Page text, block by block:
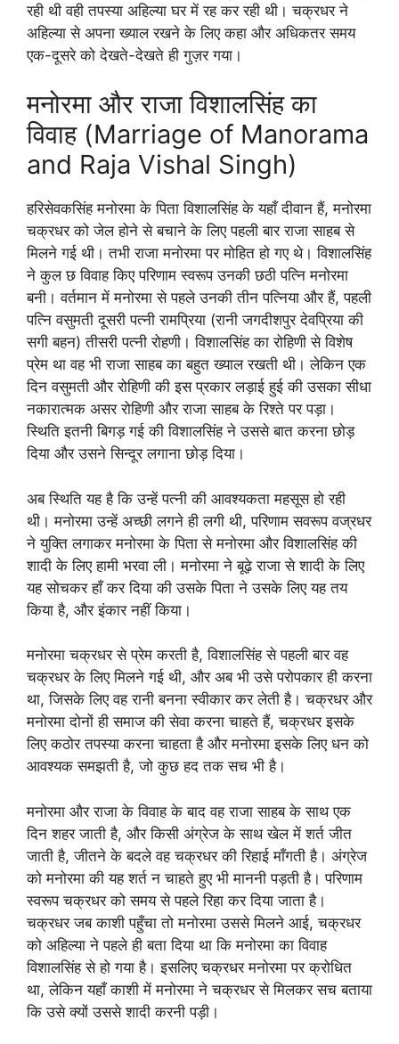
रही थी वही तपस्या अहिल्या घर में रह कर रही थी। चक्रधर ने
अहिल्या से अपना ख्याल रखने के लिए कहा और अधिकतर समय
एक-दूसरे को देखते-देखते ही गुज़र गया।
मनोरमा और राजा विशालसिंह का
विवाह (Marriage of Manorama
and Raja Vishal Singh)
हरिसेवकसिंह मनोरमा के पिता विशालसिंह के यहाँ दीवान हैं, मनोरमा
चक्रधर को जेल होने से बचाने के लिए पहली बार राजा साहब से
मिलने गई थी। तभी राजा मनोरमा पर मोहित हो गए थे। विशालसिंह
ने कुल छ विवाह किए परिणाम स्वरूप उनकी छठी पत्नि मनोरमा
बनी। वर्तमान में मनोरमा से पहले उनकी तीन पत्निया और हैं, पहली
पत्नि वसुमती दूसरी पत्नी रामप्रिया (रानी जगदीशपुर देवप्रिया की
सगी बहन) तीसरी पत्नी रोहणी। विशालसिंह का रोहिणी से विशेष
प्रेम था वह भी राजा साहब का बहुत ख्याल रखती थी। लेकिन एक
दिन वसुमती और रोहिणी की इस प्रकार लड़ाई हुई की उसका सीधा
नकारात्मक असर रोहिणी और राजा साहब के रिश्ते पर पड़ा।
स्थिति इतनी बिगड़ गई की विशालसिंह ने उससे बात करना छोड़
दिया और उसने सिन्दूर लगाना छोड़ दिया।
अब स्थिति यह है कि उन्हें पत्नी की आवश्यकता महसूस हो रही
थी। मनोरमा उन्हें अच्छी लगने ही लगी थी, परिणाम सवरूप वज्रधर
ने युक्ति लगाकर मनोरमा के पिता से मनोरमा और विशालसिंह की
शादी के लिए हामी भरवा ली। मनोरमा ने बूढ़े राजा से शादी के लिए
यह सोचकर हाँ कर दिया की उसके पिता ने उसके लिए यह तय
किया है, और इंकार नहीं किया।
मनोरमा चक्रधर से प्रेम करती है, विशालसिंह से पहली बार वह
चक्रधर के लिए मिलने गई थी, और अब भी उसे परोपकार ही करना
था, जिसके लिए वह रानी बनना स्वीकार कर लेती है। चक्रधर और
मनोरमा दोनों ही समाज की सेवा करना चाहते हैं, चक्रधर इसके
लिए कठोर तपस्या करना चाहता है और मनोरमा इसके लिए धन को
आवश्यक समझती है, जो कुछ हद तक सच भी है।
मनोरमा और राजा के विवाह के बाद वह राजा साहब के साथ एक
दिन शहर जाती है, और किसी अंग्रेज के साथ खेल में शर्त जीत
जाती है, जीतने के बदले वह चक्रधर की रिहाई माँगती है। अंग्रेज
को मनोरमा की यह शर्त न चाहते हुए भी माननी पड़ती है। परिणाम
स्वरूप चक्रधर को समय से पहले रिहा कर दिया जाता है।
चक्रधर जब काशी पहुँचा तो मनोरमा उससे मिलने आई, चक्रधर
को अहिल्या ने पहले ही बता दिया था कि मनोरमा का विवाह
विशालसिंह से हो गया है। इसलिए चक्रधर मनोरमा पर क्रोधित
था, लेकिन यहाँ काशी में मनोरमा ने चक्रधर से मिलकर सच बताया
कि उसे क्यों उससे शादी करनी पड़ी।